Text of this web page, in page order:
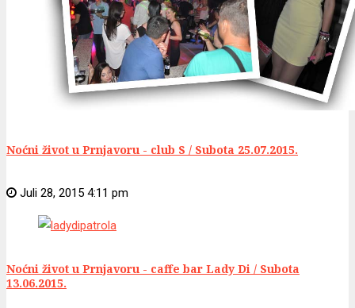
Noćni život u Prnjavoru - club S / Subota 25.07.2015.
Juli 28, 2015 4:11 pm
Noćni život u Prnjavoru - caffe bar Lady Di / Subota
13.06.2015.